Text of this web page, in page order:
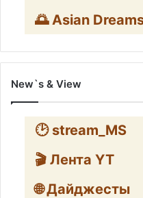
🌅 Asian
New`s & View
🕑 stream_MS
🎬 Лента YT
🌐 Дайджесты